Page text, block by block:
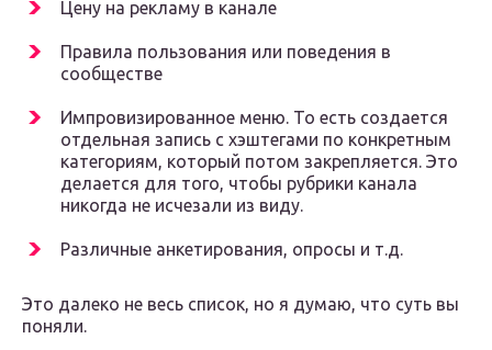
Цену на рекламу в канале
Правила пользования или поведения в
сообществе
Импровизированное меню. То есть создается
отдельная запись с хэштегами по конкретным
категориям, который потом закрепляется. Это
делается для того, чтобы рубрики канала
никогда не исчезали из виду.
Различные анкетирования, опросы и т.д.
Это далеко не весь список, но я думаю, что суть вы
поняли.